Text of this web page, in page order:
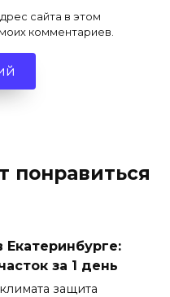
сайта в этом
комментариев.
понравиться
за 1 день
защита